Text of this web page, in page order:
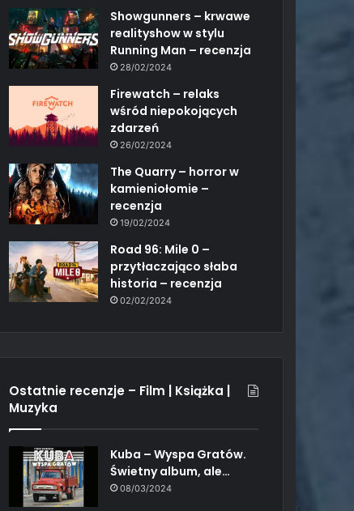
Showgunners – krwawe
realityshow w stylu
Running Man – recenzja
28/02/2024
Firewatch – relaks
wśród niepokojących
zdarzeń
26/02/2024
The Quarry – horror w
kamieniołomie –
recenzja
19/02/2024
Road 96: Mile 0 –
przytłaczająco słaba
historia – recenzja
02/02/2024
Ostatnie recenzje – Film | Książka |
Muzyka
Kuba – Wyspa Gratów.
Świetny album, ale…
08/03/2024